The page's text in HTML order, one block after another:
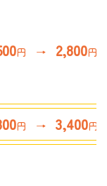
円 → 2,800円
円 → 3,400円